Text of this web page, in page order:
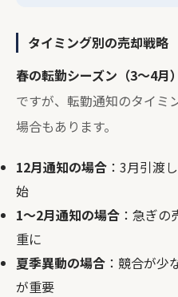
タイミング別の売却戦略
春の転勤シーズン（3〜4月
ですが、転勤通知のタイミ
場合もあります。
12月通知の場合 ：3月引渡
始
1〜2月通知の場合 ：急ぎ
重に
夏季異動の場合 ：競合が少
が重要